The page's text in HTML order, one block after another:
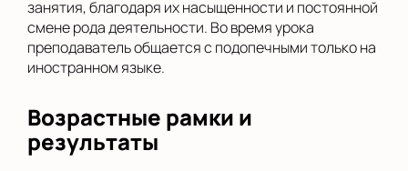
занятия, благодаря их насыщенности и постоянной
смене рода деятельности. Во время урока
преподаватель общается с подопечными только на
иностранном языке.
Возрастные рамки и
результаты